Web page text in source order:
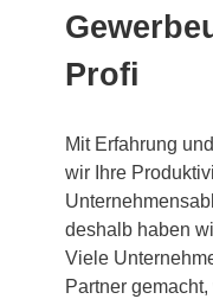
Profi
Mit Erfahrung
wir Ihre
deshalb haben
Viele
Partner